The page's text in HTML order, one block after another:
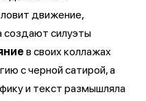
движение,
создают силуэты
в своих коллажах
с черной сатирой, а
и текст размышляла